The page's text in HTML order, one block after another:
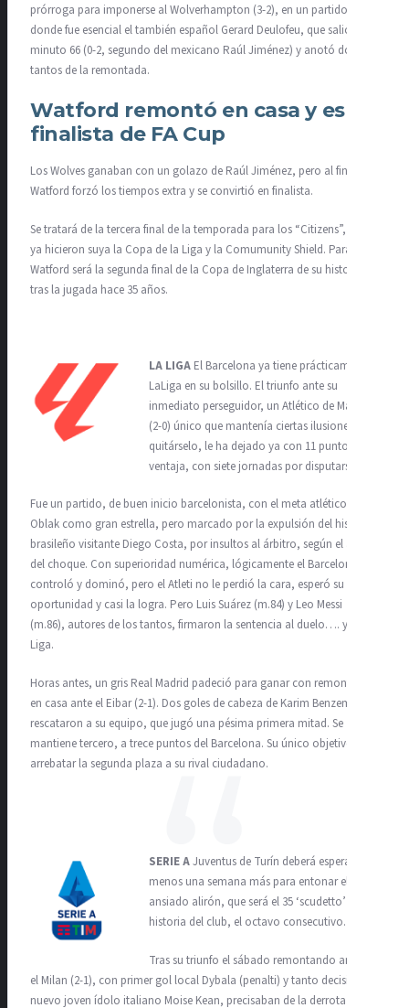
prórroga para imponerse al Wolverhampton (3-2), en un partido
donde fue esencial el también español Gerard Deulofeu, que salió en el
minuto 66 (0-2, segundo del mexicano Raúl Jiménez) y anotó dos
tantos de la remontada.
Watford remontó en casa y es
finalista de FA Cup
Los Wolves ganaban con un golazo de Raúl Jiménez, pero al final,
Watford forzó los tiempos extra y se convirtió en finalista.
Se tratará de la tercera final de la temporada para los “Citizens”, que
ya hicieron suya la Copa de la Liga y la Comumunity Shield. Para el
Watford será la segunda final de la Copa de Inglaterra de su historia,
tras la jugada hace 35 años.
LA LIGA El Barcelona ya tiene prácticamente
LaLiga en su bolsillo. El triunfo ante su
inmediato perseguidor, un Atlético de Madrid
(2-0) único que mantenía ciertas ilusiones de
quitárselo, le ha dejado ya con 11 puntos de
ventaja, con siete jornadas por disputarse.
Fue un partido, de buen inicio barcelonista, con el meta atlético Jan
Oblak como gran estrella, pero marcado por la expulsión del hispano-
brasileño visitante Diego Costa, por insultos al árbitro, según el acta
del choque. Con superioridad numérica, lógicamente el Barcelona
controló y dominó, pero el Atleti no le perdió la cara, esperó su
oportunidad y casi la logra. Pero Luis Suárez (m.84) y Leo Messi
(m.86), autores de los tantos, firmaron la sentencia al duelo…. y a la
Liga.
Horas antes, un gris Real Madrid padeció para ganar con remontada
en casa ante el Eibar (2-1). Dos goles de cabeza de Karim Benzema
rescataron a su equipo, que jugó una pésima primera mitad. Se
mantiene tercero, a trece puntos del Barcelona. Su único objetivo es
arrebatar la segunda plaza a su rival ciudadano.
SERIE AJuventus de Turín deberá esperar al
menos una semana más para entonar el
ansiado alirón, que será el 35 ‘scudetto’ de la
historia del club, el octavo consecutivo.
Tras su triunfo el sábado remontando ante
el Milan (2-1), con primer gol local Dybala (penalti) y tanto decisivo del
nuevo joven ídolo italiano Moise Kean, precisaban de la derrota